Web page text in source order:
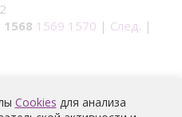
1568 1569 1570 | След. |
Cookies для анализа